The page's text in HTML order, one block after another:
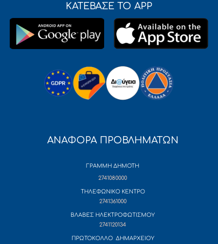
ΚΑΤΕΒΑΣΕ ΤΟ APP
ΑΝΑΦΟΡΑ ΠΡΟΒΛΗΜΑΤΩΝ
ΓΡΑΜΜΗ ΔΗΜΟΤΗ
2741080000
ΤΗΛΕΦΩΝΙΚΟ ΚΕΝΤΡΟ
2741361000
ΒΛΑΒΕΣ ΗΛΕΚΤΡΟΦΩΤΙΣΜΟΥ
2741120134
ΠΡΩΤΟΚΟΛΛΟ ΔΗΜΑΡΧΕΙΟΥ